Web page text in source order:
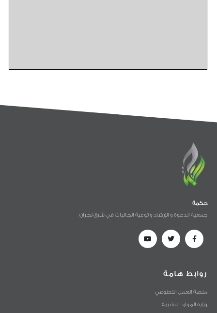
حكمة
جمعية الدعوة و الإرشاد و توعية الجاليات في شرق نجران
روابط هامة
منصة العمل التطوعي
وزارة الموارد البشرية